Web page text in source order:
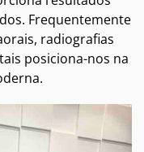
Frequentemente
radiografias
posiciona-nos na